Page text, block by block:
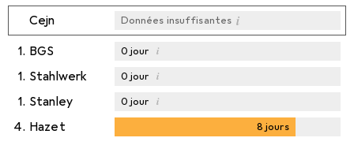
Cejn Données insuffisantes i
1. BGS 0 jour i
1. Stahlwerk 0 jour i
1. Stanley 0 jour i
4. Hazet 8 jours